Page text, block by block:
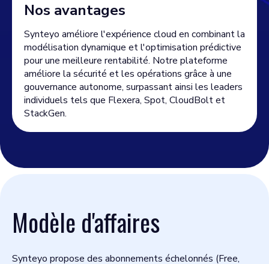
Nos avantages
Synteyo améliore l'expérience cloud en combinant la
modélisation dynamique et l'optimisation prédictive
pour une meilleure rentabilité. Notre plateforme
améliore la sécurité et les opérations grâce à une
gouvernance autonome, surpassant ainsi les leaders
individuels tels que Flexera, Spot, CloudBolt et
StackGen.
Modèle d'affaires
Synteyo propose des abonnements échelonnés (Free,